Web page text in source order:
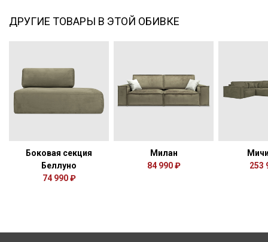
ДРУГИЕ ТОВАРЫ В ЭТОЙ ОБИВКЕ
Боковая секция
Беллуно
74 990 ₽
Милан
84 990 ₽
253